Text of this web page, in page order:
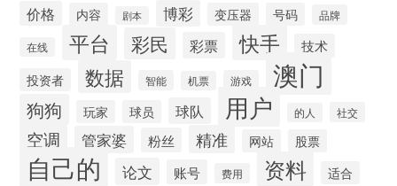
价格 内容 剧本 博彩 变压器 号码 品牌
在线 平台 彩民 彩票 快手 技术
投资者 数据 智能 机票 游戏 澳门
狗狗 玩家 球员 球队 用户 的人 社交
空调 管家婆 粉丝 精准 网站 股票
自己的 论文 账号 费用 资料 适合